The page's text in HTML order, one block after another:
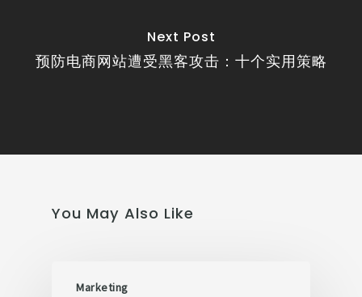
Next Post
预防电商网站遭受黑客攻击：十个实用策略
You May Also Like
Marketing